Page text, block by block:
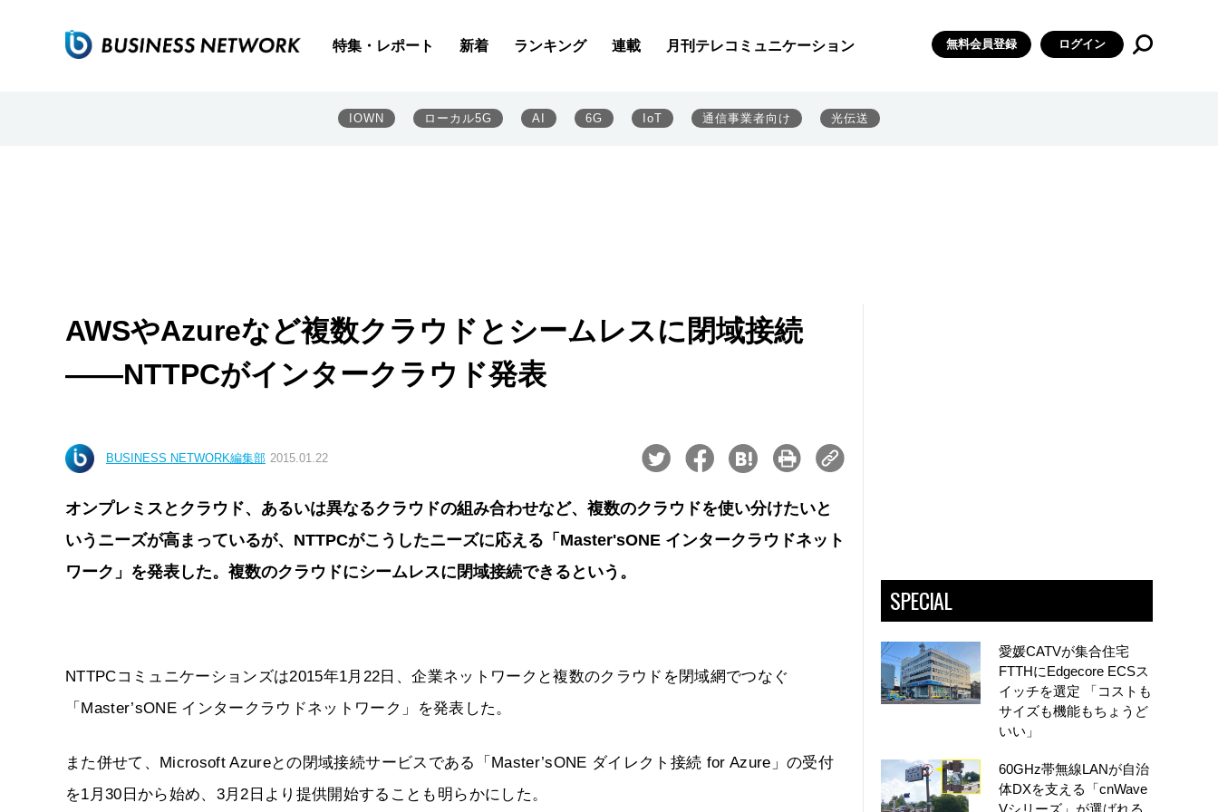
特集・レポート 新着 ランキング 連載 月刊テレコミュニケーション 無料会員登録 ログイン
IOWN ローカル5G AI 6G IoT 通信事業者向け 光伝送
AWSやAzureなど複数クラウドとシームレスに閉域接続
――NTTPCがインタークラウド発表
BUSINESS NETWORK編集部 2015.01.22
オンプレミスとクラウド、あるいは異なるクラウドの組み合わせなど、複数のクラウドを使い分けたいと
いうニーズが高まっているが、NTTPCがこうしたニーズに応える「Master'sONE インタークラウドネット
ワーク」を発表した。複数のクラウドにシームレスに閉域接続できるという。
NTTPCコミュニケーションズは2015年1月22日、企業ネットワークと複数のクラウドを閉域網でつなぐ
「Master’sONE インタークラウドネットワーク」を発表した。
また併せて、Microsoft Azureとの閉域接続サービスである「Master’sONE ダイレクト接続 for Azure」の受付
を1月30日から始め、3月2日より提供開始することも明らかにした。
SPECIAL
愛媛CATVが集合住宅
FTTHにEdgecore ECSス
イッチを選定 「コストも
サイズも機能もちょうど
いい」
60GHz帯無線LANが自治
体DXを支える「cnWave
Vシリーズ」が選ばれる